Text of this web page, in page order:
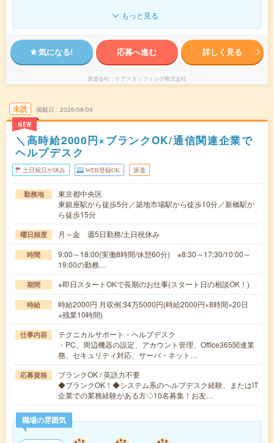
もっと見る
気になる! 応募へ進む 詳しく見る
派遣会社 ケアスタッフィング株式会社
未読
NEW
掲載日 2026/08/09
＼高時給2000円×ブランクOK/通信関連企業で
ヘルプデスク
土日祝日が休み WEB登録OK 派遣
勤務地
東京都中央区
東銀座駅から徒歩5分／築地市場駅から徒歩10分／新橋駅か
ら徒歩15分
曜日頻度 月～金 週5日勤務/土日祝休み
時間
9:00～18:00(実働8時間/休憩60分) ※8:30～17:30/10:00～
19:00の勤務…
期間 ※即日スタートOKで長期のお仕事(スタート日の相談OK！)
時給
時給2000円 月収例:34万5000円(時給2000円×8時間×20日
+残業10時間)
仕事内容
テクニカルサポート・ヘルプデスク
・PC、周辺機器の設定、アカウント管理、Office365関連業
務、セキュリティ対応、サーバ・ネット…
応募資格
ブランクOK / 英語力不要
◆ブランクOK！◆システム系のヘルプデスク経験、またはIT
企業での業務経験がある方◇10名募集！お友…
職場の雰囲気